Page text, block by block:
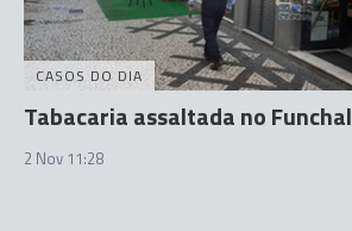
CASOS DO DIA
Tabacaria assaltada no Funchal
2 Nov 11:28